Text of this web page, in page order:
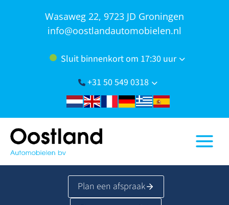
Wasaweg 22, 9723 JD Groningen
info@oostlandautomobielen.nl
Sluit binnenkort om 17:30 uur
+31 50 549 0318
Plan een afspraak